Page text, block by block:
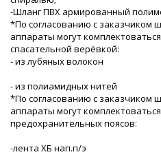
-Шланг ПВХ армированный
*По согласованию с заказчиком
аппараты могут
спасательной верёвкой:
- из лубяных волокон
- из полиамидных нитей
*По согласованию с заказчиком
аппараты могут
предохранительных поясов:
-лента ХБ нап.п/э